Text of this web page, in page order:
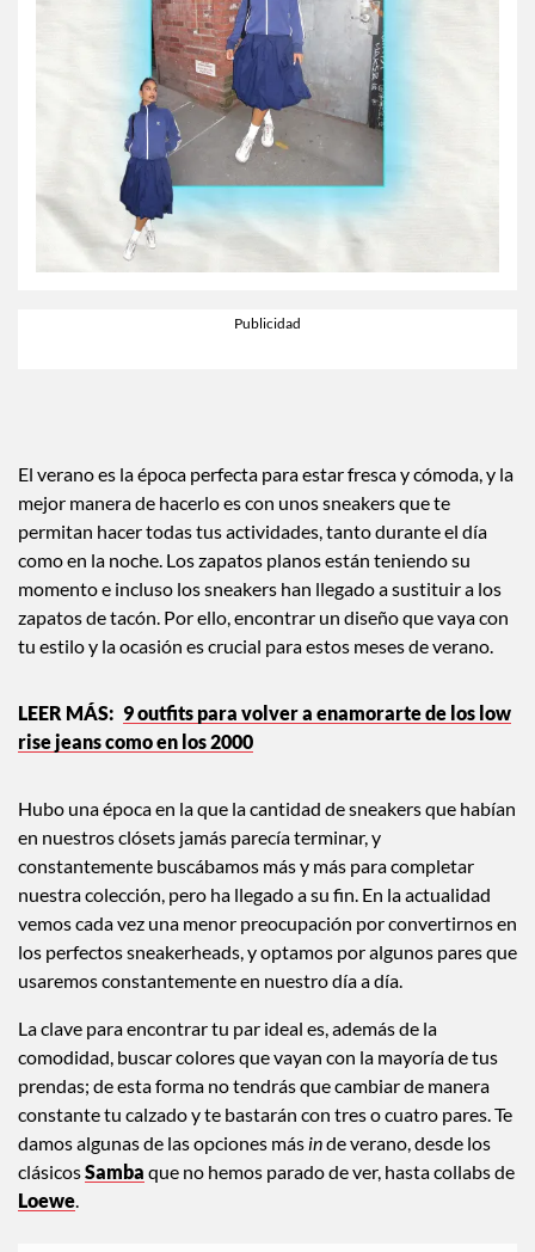
El verano es la época perfecta para estar fresca y cómoda, y la
mejor manera de hacerlo es con unos sneakers que te
permitan hacer todas tus actividades, tanto durante el día
como en la noche. Los zapatos planos están teniendo su
momento e incluso los sneakers han llegado a sustituir a los
zapatos de tacón. Por ello, encontrar un diseño que vaya con
tu estilo y la ocasión es crucial para estos meses de verano.
9 outfits para volver a enamorarte de los low
rise jeans como en los 2000
Hubo una época en la que la cantidad de sneakers que habían
en nuestros clósets jamás parecía terminar, y
constantemente buscábamos más y más para completar
nuestra colección, pero ha llegado a su fin. En la actualidad
vemos cada vez una menor preocupación por convertirnos en
los perfectos sneakerheads, y optamos por algunos pares que
usaremos constantemente en nuestro día a día.
La clave para encontrar tu par ideal es, además de la
comodidad, buscar colores que vayan con la mayoría de tus
prendas; de esta forma no tendrás que cambiar de manera
constante tu calzado y te bastarán con tres o cuatro pares. Te
damos algunas de las opciones más inde verano, desde los
clásicosSamba que no hemos parado de ver, hasta collabs de
Loewe.